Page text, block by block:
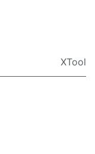
XTool